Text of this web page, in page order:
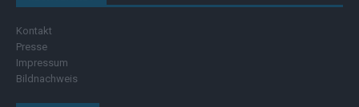
Kontakt
Presse
Impressum
Bildnachweis